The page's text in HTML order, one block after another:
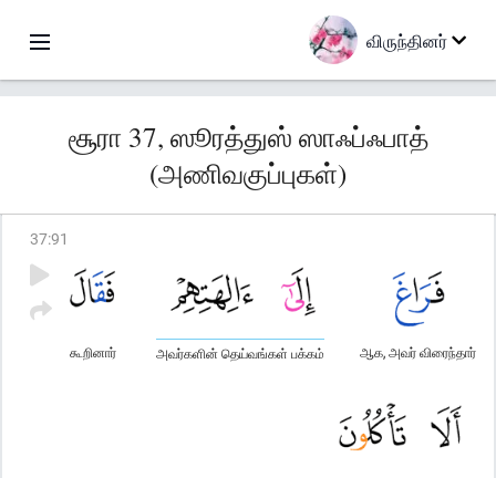
விருந்தினர்
சூரா 37, ஸூரத்துஸ் ஸாஃப்ஃபாத்
(அணிவகுப்புகள்)
37:91
ஆக, அவர் விரைந்தார்
அவர்களின் தெய்வங்கள் பக்கம்
கூறினார்